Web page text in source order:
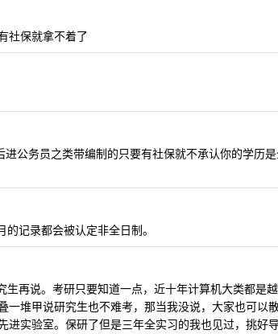
社保就拿不着了
公务员之类带编制的只要有社保就不承认你的学历
记录都会被认定非全日制。
再说。考研只要知道一点，近十年计算机大类都是
一堆甲说研究生也不难考，那当我没说，大家也可以
进实验室。保研了但是三年全实习的我也见过，挑好